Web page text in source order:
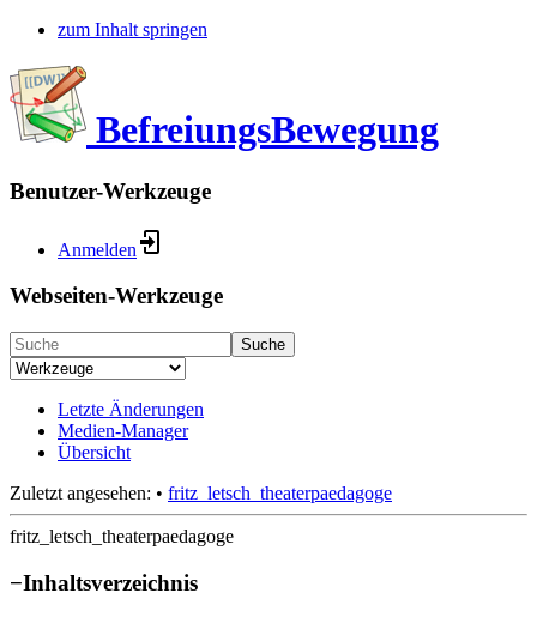
zum Inhalt springen
BefreiungsBewegung
Benutzer-Werkzeuge
Anmelden
Webseiten-Werkzeuge
Suche
Letzte Änderungen
Medien-Manager
Übersicht
Zuletzt angesehen: • fritz_letsch_theaterpaedagoge
fritz_letsch_theaterpaedagoge
−Inhaltsverzeichnis